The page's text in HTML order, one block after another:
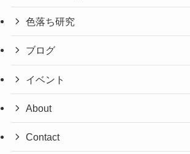
色落ち研究
ブログ
イベント
About
Contact